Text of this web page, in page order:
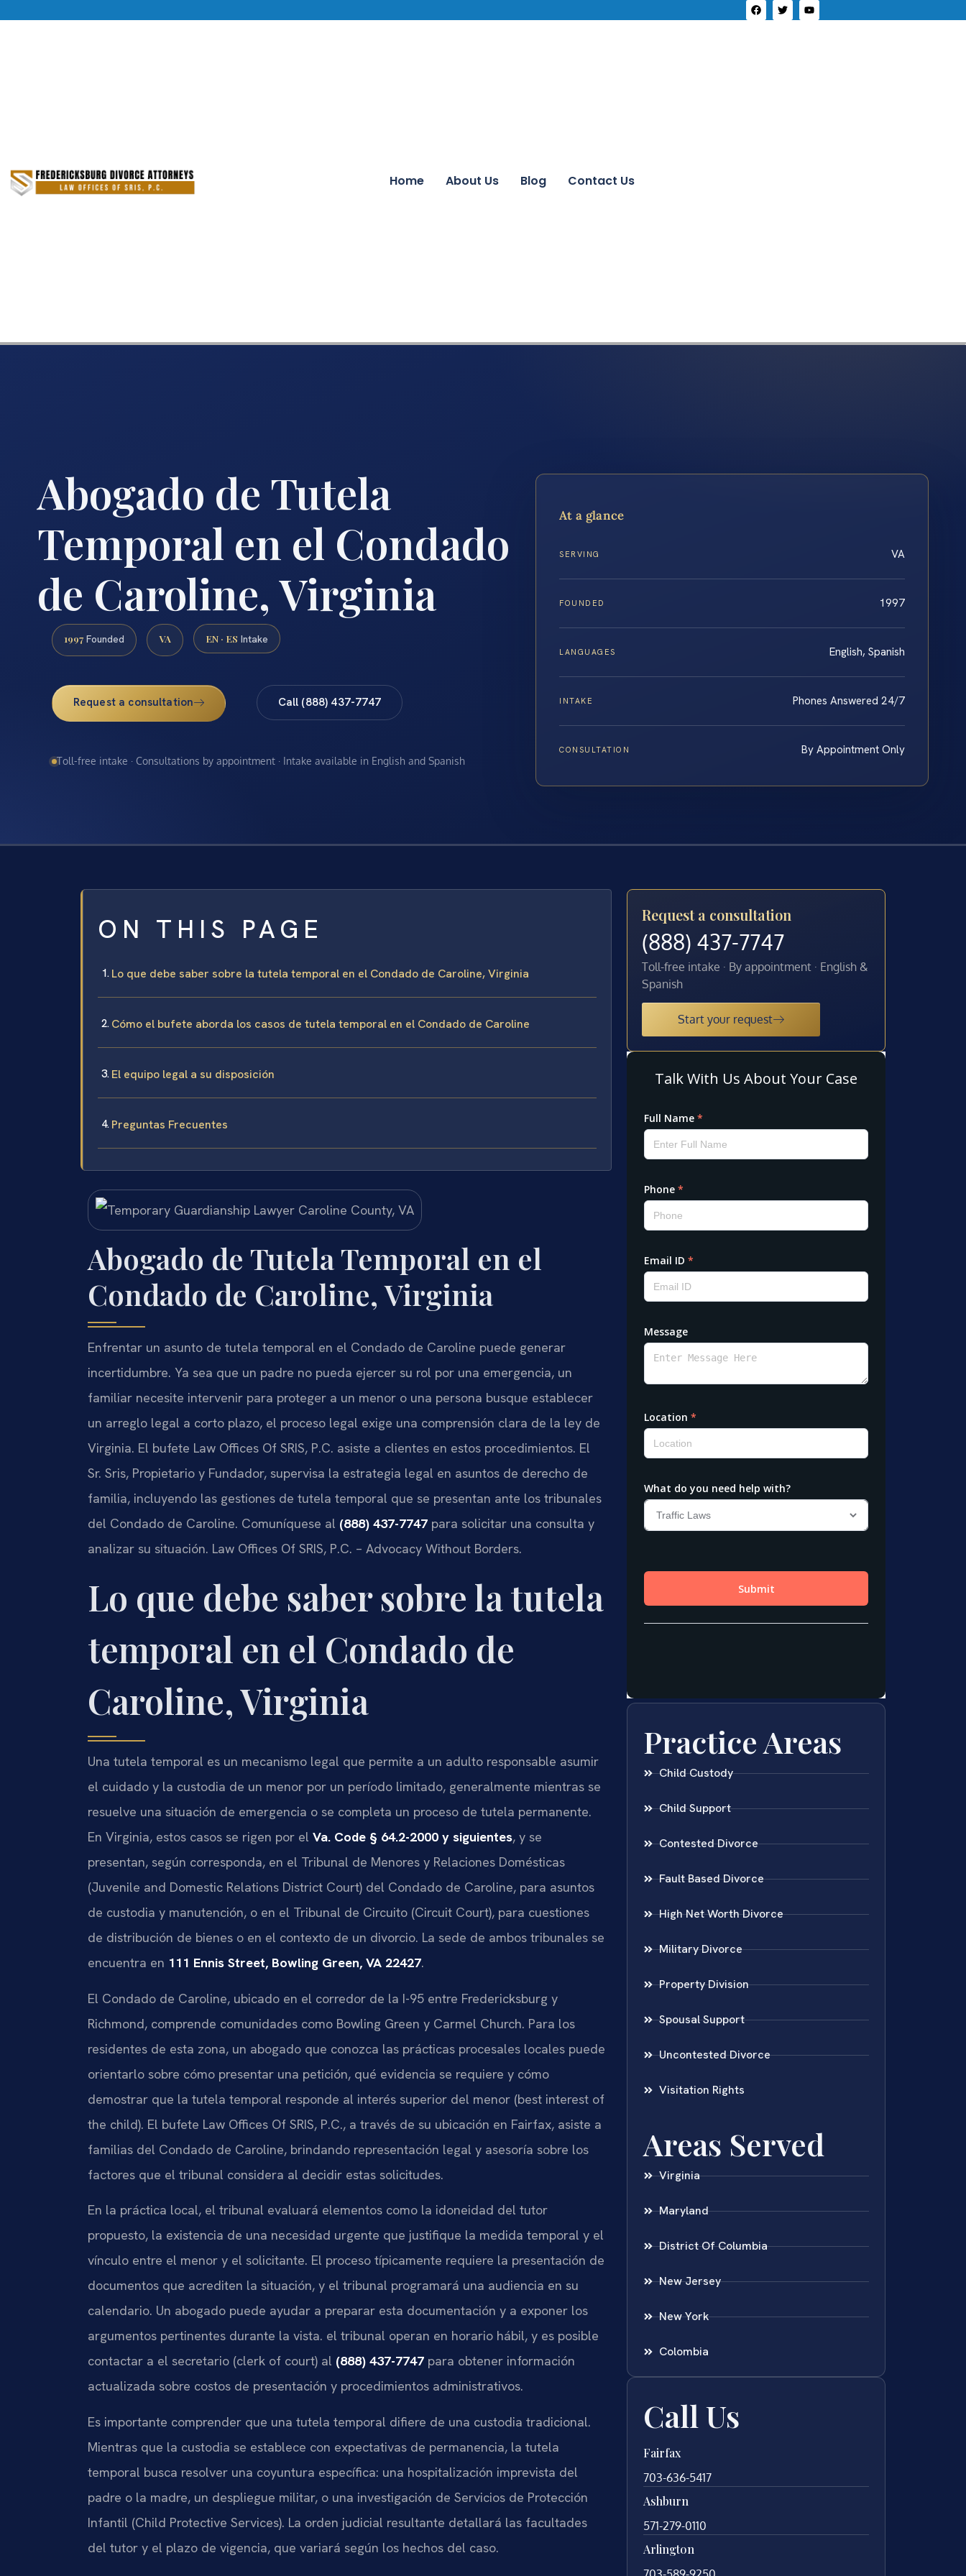
Home About Us Blog Contact Us
Abogado de Tutela
Temporal en el Condado
de Caroline, Virginia
1997 Founded VA EN · ES Intake
Request a consultation Call (888) 437-7747
Toll-free intake · Consultations by appointment · Intake available in English and Spanish
At a glance
SERVING VA
FOUNDED 1997
LANGUAGES English, Spanish
INTAKE Phones Answered 24/7
CONSULTATION By Appointment Only
ON THIS PAGE
Lo que debe saber sobre la tutela temporal en el Condado de Caroline, Virginia
Cómo el bufete aborda los casos de tutela temporal en el Condado de Caroline
El equipo legal a su disposición
Preguntas Frecuentes
Abogado de Tutela Temporal en el
Condado de Caroline, Virginia
Enfrentar un asunto de tutela temporal en el Condado de Caroline puede generar
incertidumbre. Ya sea que un padre no pueda ejercer su rol por una emergencia, un
familiar necesite intervenir para proteger a un menor o una persona busque establecer
un arreglo legal a corto plazo, el proceso legal exige una comprensión clara de la ley de
Virginia. El bufete Law Offices Of SRIS, P.C. asiste a clientes en estos procedimientos. El
Sr. Sris, Propietario y Fundador, supervisa la estrategia legal en asuntos de derecho de
familia, incluyendo las gestiones de tutela temporal que se presentan ante los tribunales
del Condado de Caroline. Comuníquese al (888) 437-7747 para solicitar una consulta y
analizar su situación. Law Offices Of SRIS, P.C. – Advocacy Without Borders.
Lo que debe saber sobre la tutela
temporal en el Condado de
Caroline, Virginia
Una tutela temporal es un mecanismo legal que permite a un adulto responsable asumir
el cuidado y la custodia de un menor por un período limitado, generalmente mientras se
resuelve una situación de emergencia o se completa un proceso de tutela permanente.
En Virginia, estos casos se rigen por el Va. Code § 64.2-2000 y siguientes, y se
presentan, según corresponda, en el Tribunal de Menores y Relaciones Domésticas
(Juvenile and Domestic Relations District Court) del Condado de Caroline, para asuntos
de custodia y manutención, o en el Tribunal de Circuito (Circuit Court), para cuestiones
de distribución de bienes o en el contexto de un divorcio. La sede de ambos tribunales se
encuentra en 111 Ennis Street, Bowling Green, VA 22427.
El Condado de Caroline, ubicado en el corredor de la I-95 entre Fredericksburg y
Richmond, comprende comunidades como Bowling Green y Carmel Church. Para los
residentes de esta zona, un abogado que conozca las prácticas procesales locales puede
orientarlo sobre cómo presentar una petición, qué evidencia se requiere y cómo
demostrar que la tutela temporal responde al interés superior del menor (best interest of
the child). El bufete Law Offices Of SRIS, P.C., a través de su ubicación en Fairfax, asiste a
familias del Condado de Caroline, brindando representación legal y asesoría sobre los
factores que el tribunal considera al decidir estas solicitudes.
En la práctica local, el tribunal evaluará elementos como la idoneidad del tutor
propuesto, la existencia de una necesidad urgente que justifique la medida temporal y el
vínculo entre el menor y el solicitante. El proceso típicamente requiere la presentación de
documentos que acrediten la situación, y el tribunal programará una audiencia en su
calendario. Un abogado puede ayudar a preparar esta documentación y a exponer los
argumentos pertinentes durante la vista. el tribunal operan en horario hábil, y es posible
contactar a el secretario (clerk of court) al (888) 437-7747 para obtener información
actualizada sobre costos de presentación y procedimientos administrativos.
Es importante comprender que una tutela temporal difiere de una custodia tradicional.
Mientras que la custodia se establece con expectativas de permanencia, la tutela
temporal busca resolver una coyuntura específica: una hospitalización imprevista del
padre o la madre, un despliegue militar, o una investigación de Servicios de Protección
Infantil (Child Protective Services). La orden judicial resultante detallará las facultades
del tutor y el plazo de vigencia, que variará según los hechos del caso.
Request a consultation
(888) 437-7747
Toll-free intake · By appointment · English &
Spanish
Start your request
Practice Areas
Child Custody
Child Support
Contested Divorce
Fault Based Divorce
High Net Worth Divorce
Military Divorce
Property Division
Spousal Support
Uncontested Divorce
Visitation Rights
Areas Served
Virginia
Maryland
District Of Columbia
New Jersey
New York
Colombia
Call Us
Fairfax
703-636-5417
Ashburn
571-279-0110
Arlington